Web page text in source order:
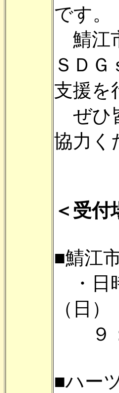
です。
鯖江
ＳＤ
支援を
ぜひ
協力く
＜受
■鯖江
・日
（日）
９：
■ハー